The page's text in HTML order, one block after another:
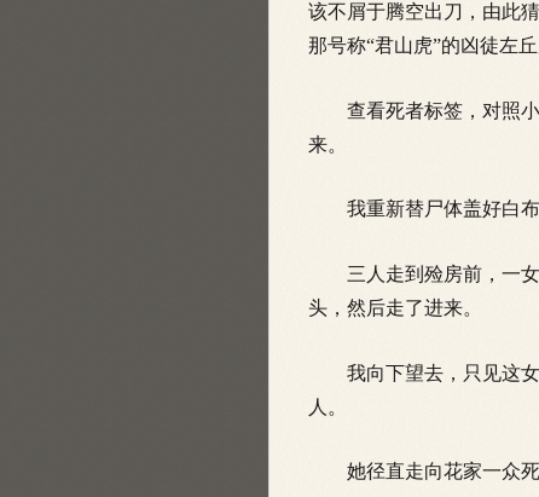
该不屑于腾空出刀，由此
那号称“君山虎”的凶徒左丘
查看死者标签，对照小
来。
我重新替尸体盖好白布
三人走到殓房前，一女
头，然后走了进来。
我向下望去，只见这女
人。
她径直走向花家一众死